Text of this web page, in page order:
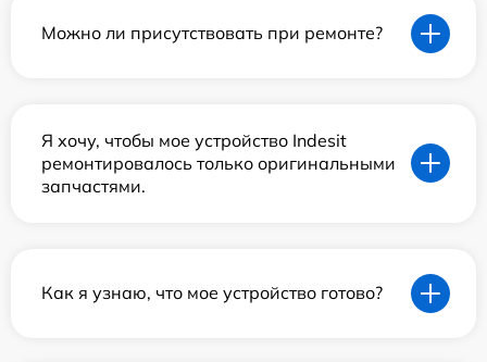
Можно ли присутствовать при ремонте?
Я хочу, чтобы мое устройство Indesit
ремонтировалось только оригинальными
запчастями.
Как я узнаю, что мое устройство готово?